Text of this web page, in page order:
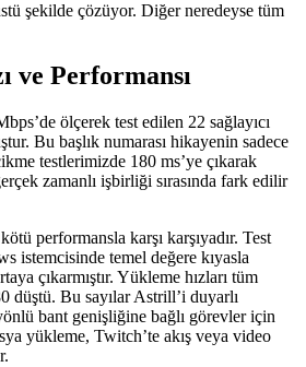
şekilde çözüyor. Diğer neredeyse tüm
ve Performansı
ölçerek test edilen 22 sağlayıcı
Bu başlık numarası hikayenin sadece
testlerimizde 180 ms’ye çıkarak
zamanlı işbirliği sırasında fark edilir
performansla karşı karşıyadır. Test
istemcisinde temel değere kıyasla
çıkarmıştır. Yükleme hızları tüm
düştü. Bu sayılar Astrill’i duyarlı
bant genişliğine bağlı görevler için
yükleme, Twitch’te akış veya video